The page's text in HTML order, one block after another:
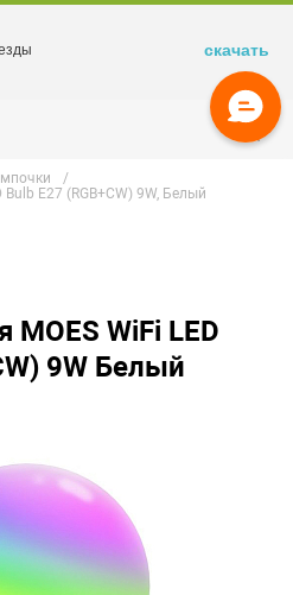
E27 (RGB+CW) 9W, Белый
WiFi LED
9W Белый
скачать